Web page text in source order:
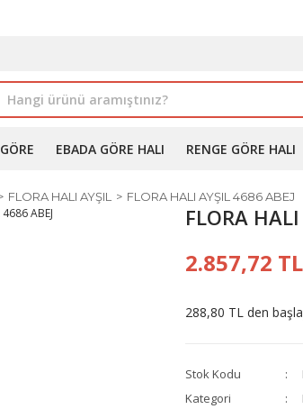
EBADA GÖRE HALI RENGE GÖRE HALI
FLORA HALI AYŞIL FLORA HALI AYŞIL 4686 ABEJ
FLORA
2.857,72 TL
288,80 TL den
Stok Kodu
Kategori